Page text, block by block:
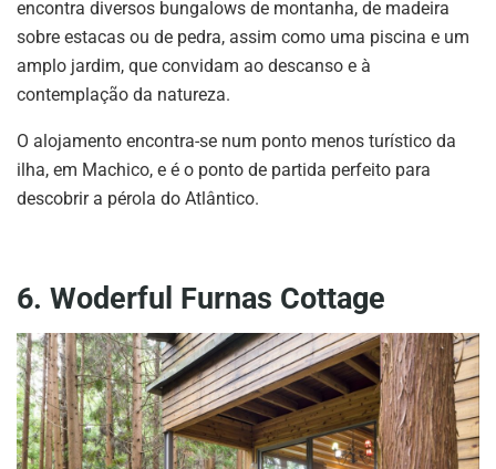
encontra diversos bungalows de montanha, de madeira
sobre estacas ou de pedra, assim como uma piscina e um
amplo jardim, que convidam ao descanso e à
contemplação da natureza.
O alojamento encontra-se num ponto menos turístico da
ilha, em Machico, e é o ponto de partida perfeito para
descobrir a pérola do Atlântico.
6. Woderful Furnas Cottage